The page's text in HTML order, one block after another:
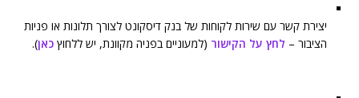
יצירת קשר עם שירות לקוחות של בנק דיסקונט לצורך תלונות או פניות
הציבור – לחץ על הקישור (למעוניים בפניה מקוונת, יש ללחוץ כאן).